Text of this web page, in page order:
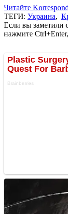
Читайте
ТЕГИ: Украина,
Если вы заметили
нажмите